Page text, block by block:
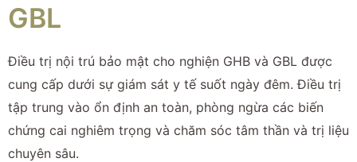
GBL
Điều trị nội trú bảo mật cho nghiện GHB và GBL được
cung cấp dưới sự giám sát y tế suốt ngày đêm. Điều trị
tập trung vào ổn định an toàn, phòng ngừa các biến
chứng cai nghiêm trọng và chăm sóc tâm thần và trị liệu
chuyên sâu.